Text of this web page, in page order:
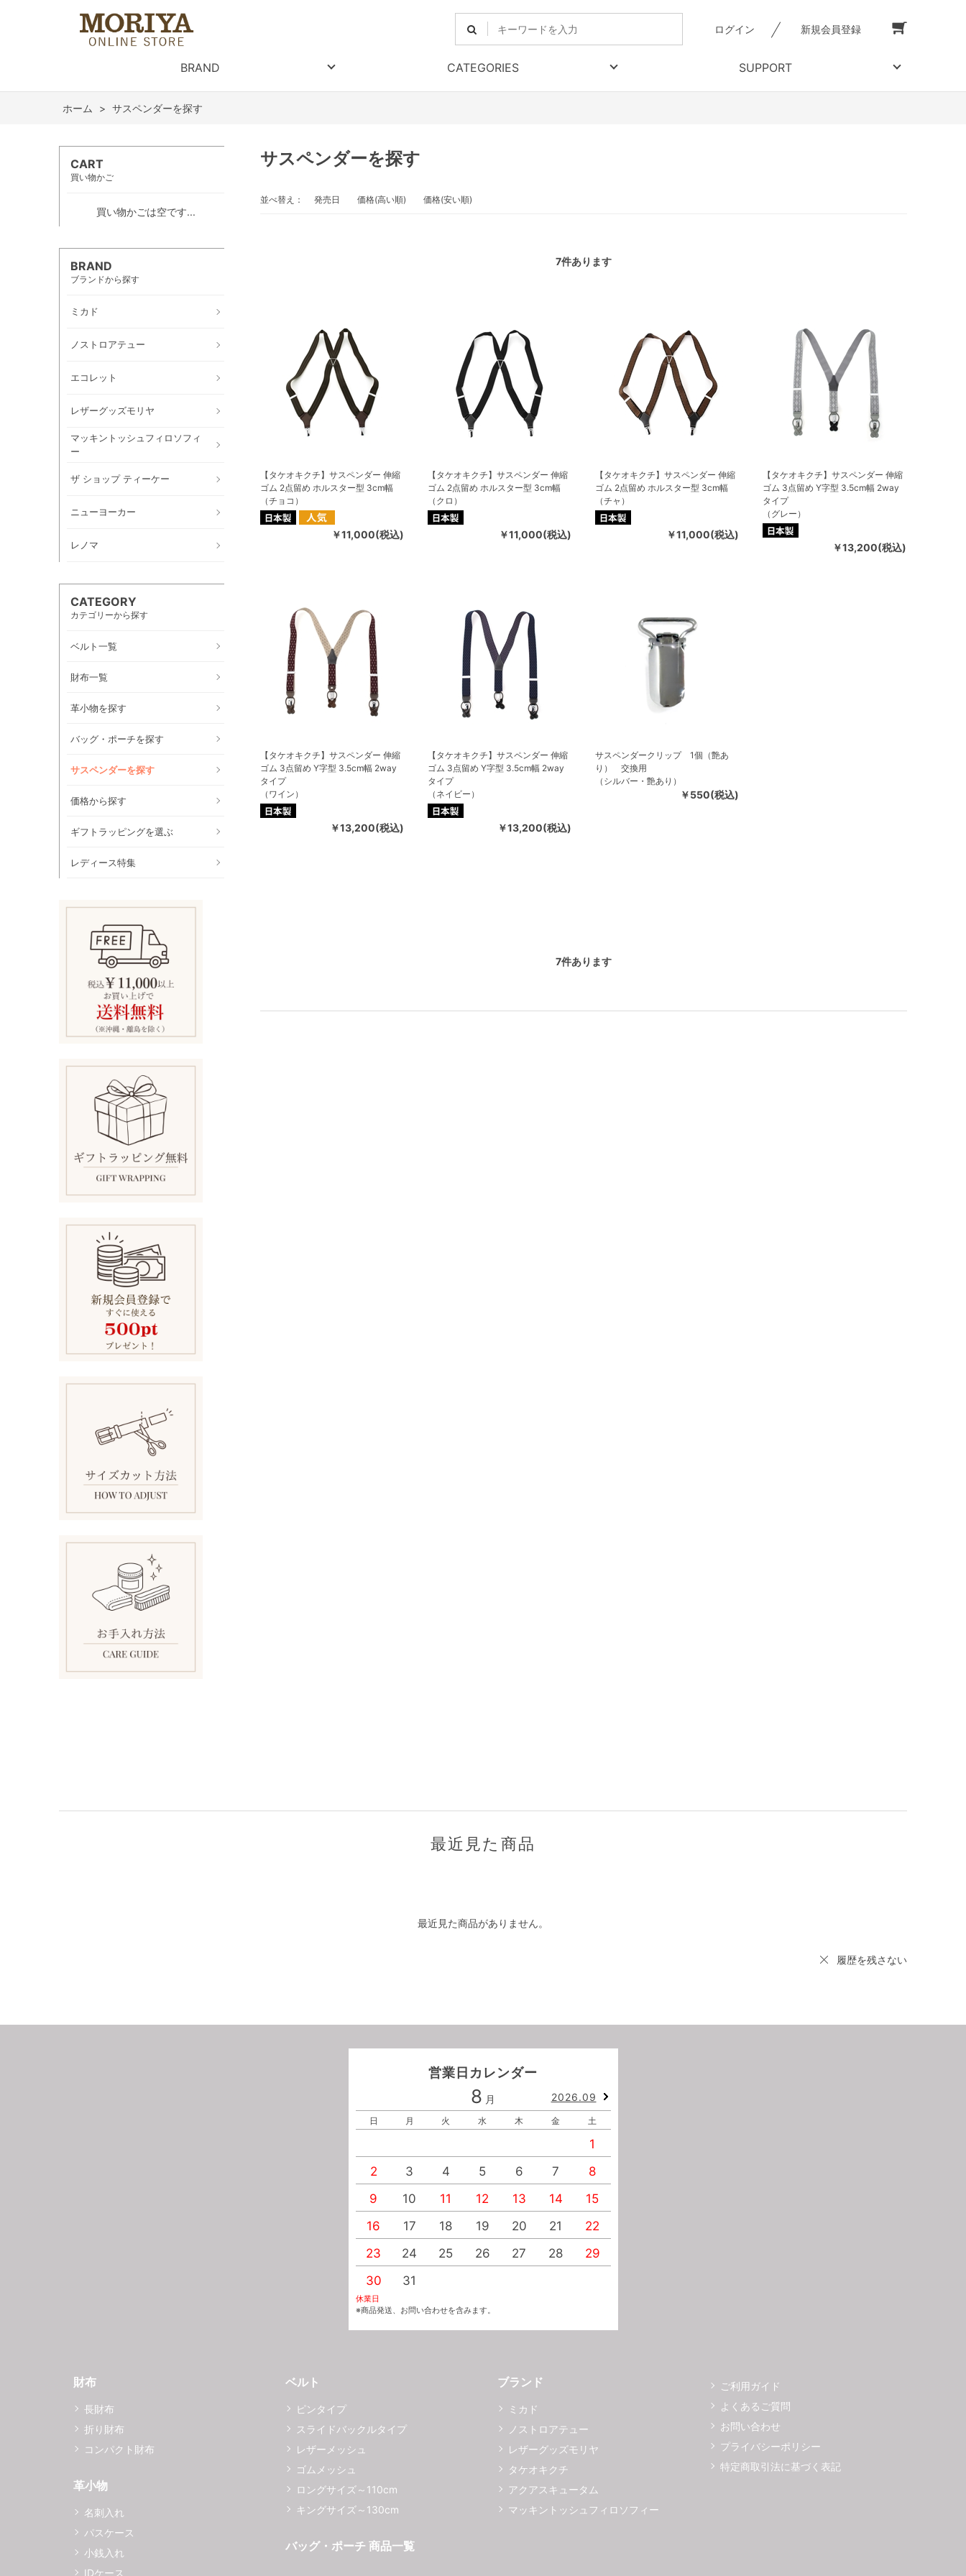
ログイン 新規会員登録
BRAND CATEGORIES SUPPORT
ホーム > サスペンダーを探す
CART
買い物かご
買い物かごは空です...
BRAND
ブランドから探す
ミカド
ノストロアテュー
エコレット
レザーグッズモリヤ
マッキントッシュフィロソフィ
ー
ザ ショップ ティーケー
ニューヨーカー
レノマ
CATEGORY
カテゴリーから探す
ベルト一覧
財布一覧
革小物を探す
バッグ・ポーチを探す
サスペンダーを探す
価格から探す
ギフトラッピングを選ぶ
レディース特集
サスペンダーを探す
並べ替え： 発売日 価格(高い順) 価格(安い順)
7件あります
【タケオキクチ】サスペンダー 伸縮
ゴム 2点留め ホルスター型 3cm幅
（チョコ）
￥11,000(税込)
【タケオキクチ】サスペンダー 伸縮
ゴム 2点留め ホルスター型 3cm幅
（クロ）
￥11,000(税込)
【タケオキクチ】サスペンダー 伸縮
ゴム 2点留め ホルスター型 3cm幅
（チャ）
￥11,000(税込)
【タケオキクチ】サスペンダー 伸縮
ゴム 3点留め Y字型 3.5cm幅 2way
タイプ
（グレー）
￥13,200(税込)
【タケオキクチ】サスペンダー 伸縮
ゴム 3点留め Y字型 3.5cm幅 2way
タイプ
（ワイン）
￥13,200(税込)
【タケオキクチ】サスペンダー 伸縮
ゴム 3点留め Y字型 3.5cm幅 2way
タイプ
（ネイビー）
￥13,200(税込)
サスペンダークリップ 1個（艶あ
り） 交換用
（シルバー・艶あり）
￥550(税込)
7件あります
最近見た商品
最近見た商品がありません。
履歴を残さない
営業日カレンダー
8 月 2026.09
日 月 火 水 木 金 土
1
2
3 4 5 6 7
8
9
10 11 12 13 14
15
16
17 18 19 20 21
22
23
24 25 26 27 28
29
30
31
休業日
※商品発送、お問い合わせを含みます。
財布
長財布
折り財布
コンパクト財布
革小物
名刺入れ
パスケース
小銭入れ
IDケース
ベルト
ピンタイプ
スライドバックルタイプ
レザーメッシュ
ゴムメッシュ
ロングサイズ～110cm
キングサイズ～130cm
バッグ・ポーチ 商品一覧
ブランド
ミカド
ノストロアテュー
レザーグッズモリヤ
タケオキクチ
アクアスキュータム
マッキントッシュフィロソフィー
ご利用ガイド
よくあるご質問
お問い合わせ
プライバシーポリシー
特定商取引法に基づく表記